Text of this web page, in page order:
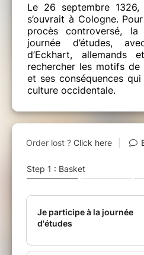
Le 26 septembre 1326,
s’ouvrait à Cologne.
procès controversé, la
journée d’études,
d’Eckhart, allemands
rechercher les motifs de
et ses conséquences
culture occidentale.